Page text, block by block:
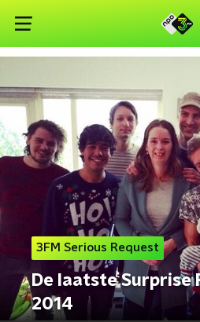
3FM Serious Request
De laatste Surprise
2014